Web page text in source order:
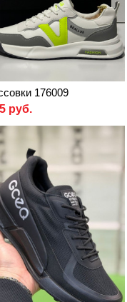
176009
руб.